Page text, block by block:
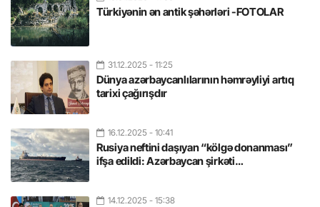
Türkiyənin ən antik şəhərləri -FOTOLAR
31.12.2025 - 11:25
Dünya azərbaycanlılarının həmrəyliyi artıq
tarixi çağırışdır
16.12.2025 - 10:41
Rusiya neftini daşıyan “kölgə donanması”
ifşa edildi: Azərbaycan şirkəti…
14.12.2025 - 15:38